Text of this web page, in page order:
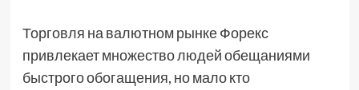
Торговля на валютном рынке Форекс
привлекает множество людей обещаниями
быстрого обогащения, но мало кто